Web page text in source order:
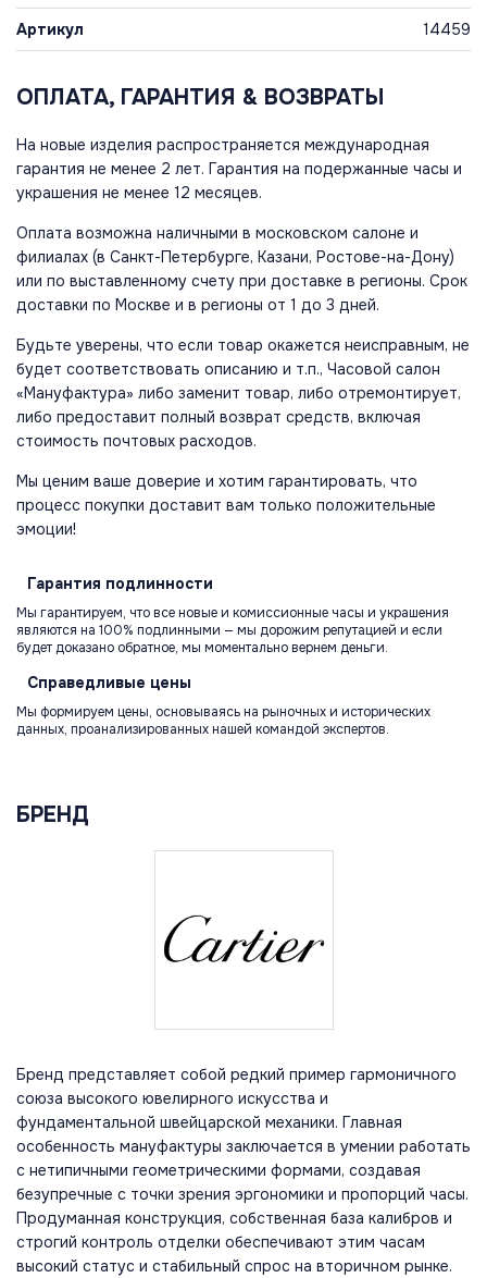
Артикул 14459
ОПЛАТА, ГАРАНТИЯ & ВОЗВРАТЫ
На новые изделия распространяется международная
гарантия не менее 2 лет. Гарантия на подержанные часы и
украшения не менее 12 месяцев.
Оплата возможна наличными в московском салоне и
филиалах (в Санкт-Петербурге, Казани, Ростове-на-Дону)
или по выставленному счету при доставке в регионы. Срок
доставки по Москве и в регионы от 1 до 3 дней.
Будьте уверены, что если товар окажется неисправным, не
будет соответствовать описанию и т.п., Часовой салон
«Мануфактура» либо заменит товар, либо отремонтирует,
либо предоставит полный возврат средств, включая
стоимость почтовых расходов.
Мы ценим ваше доверие и хотим гарантировать, что
процесс покупки доставит вам только положительные
эмоции!
Гарантия подлинности
Мы гарантируем, что все новые и комиссионные часы и украшения
являются на 100% подлинными — мы дорожим репутацией и если
будет доказано обратное, мы моментально вернем деньги.
Справедливые цены
Мы формируем цены, основываясь на рыночных и исторических
данных, проанализированных нашей командой экспертов.
БРЕНД
Бренд представляет собой редкий пример гармоничного
союза высокого ювелирного искусства и
фундаментальной швейцарской механики. Главная
особенность мануфактуры заключается в умении работать
с нетипичными геометрическими формами, создавая
безупречные с точки зрения эргономики и пропорций часы.
Продуманная конструкция, собственная база калибров и
строгий контроль отделки обеспечивают этим часам
высокий статус и стабильный спрос на вторичном рынке.